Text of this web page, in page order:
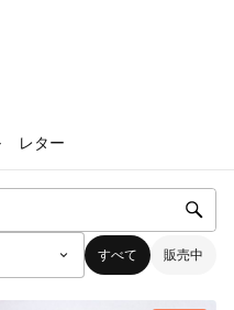
レター
すべて 販売中